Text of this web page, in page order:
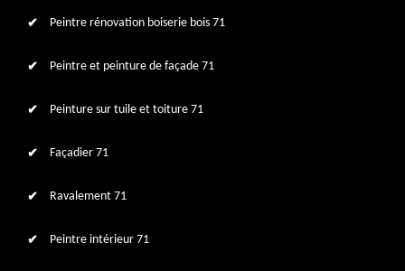
Peintre rénovation boiserie bois 71
Peintre et peinture de façade 71
Peinture sur tuile et toiture 71
Façadier 71
Ravalement 71
Peintre intérieur 71